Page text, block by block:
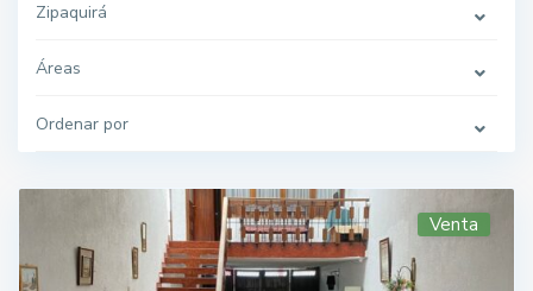
Zipaquirá
Áreas
Ordenar por
Venta